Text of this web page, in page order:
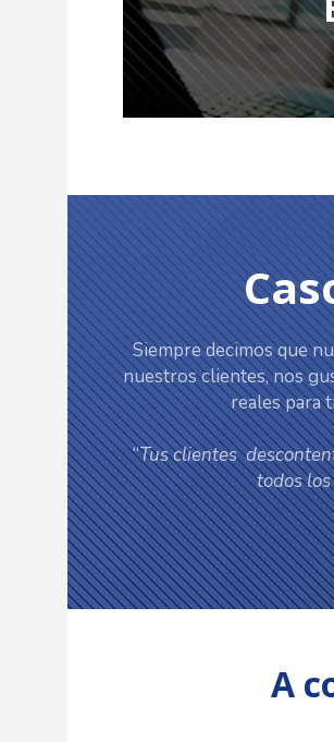
Siempre decimos que
nuestros clientes, nos
reales para
“Tus clientes
todos
A